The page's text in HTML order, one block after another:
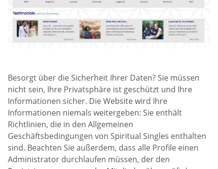
Besorgt über die Sicherheit Ihrer Daten? Sie müssen
nicht sein, Ihre Privatsphäre ist geschützt und Ihre
Informationen sicher. Die Website wird Ihre
Informationen niemals weitergeben: Sie enthält
Richtlinien, die in den Allgemeinen
Geschäftsbedingungen von Spiritual Singles enthalten
sind. Beachten Sie außerdem, dass alle Profile einen
Administrator durchlaufen müssen, der den